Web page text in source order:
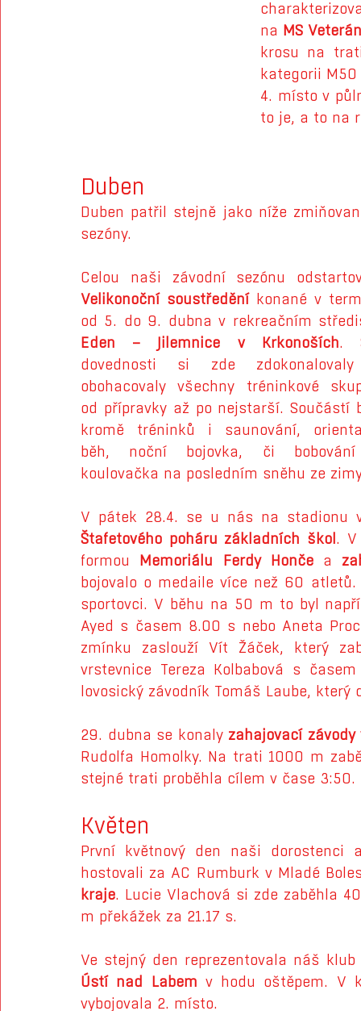
na MS
krosu na
kategorii
4. místo v
to je, a to na
Duben
Duben patřil stejně jako níže
sezóny.
Velikonoční soustředění konané v
Eden – Jilemnice v Krkonoších.
dovednosti si zde
obohacovaly všechny tréninkové
od přípravky až po nejstarší. Součástí
kromě tréninků i saunování,
běh, noční bojovka, či
koulovačka na posledním sněhu ze
V pátek 28.4. se u nás na stadionu
Štafetového poháru základních škol . V
formou
Memoriálu Ferdy Honče a
bojovalo o medaile více než 60
sportovci. V běhu na 50 m to byl
Ayed s časem 8.00 s nebo Aneta
zmínku zaslouží Vít Žáček, který
vrstevnice Tereza Kolbabová s
lovosický závodník Tomáš Laube, který
29. dubna se konaly zahajovací závody
Rudolfa Homolky. Na trati 1000 m
stejné trati proběhla cílem v čase 3:50.
Květen
První květnový den naši dorostenci
hostovali za AC Rumburk v Mladé
kraje. Lucie Vlachová si zde zaběhla
m překážek za 21.17 s.
Ve stejný den reprezentovala náš
Ústí nad Labem v hodu oštěpem. V
vybojovala 2. místo.